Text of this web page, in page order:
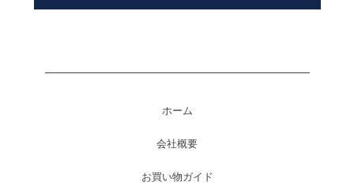
ホーム
会社概要
お買い物ガイド